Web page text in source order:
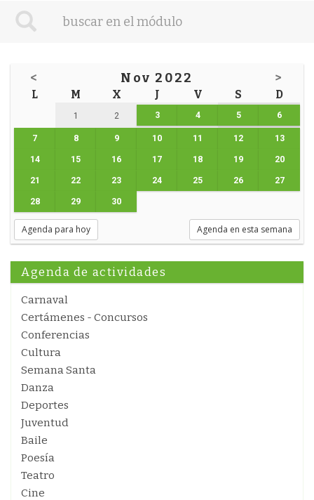
< Nov 2022 >
L M X J V S D
1 2 3 4 5 6
7 8 9 10 11 12 13
14 15 16 17 18 19 20
21 22 23 24 25 26 27
28 29 30
Agenda para hoy Agenda en esta semana
Agenda de actividades
Carnaval
Certámenes - Concursos
Conferencias
Cultura
Semana Santa
Danza
Deportes
Juventud
Baile
Poesía
Teatro
Cine